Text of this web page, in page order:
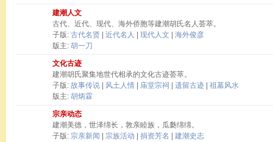
建潮人文
古代、近代、现代、海外侨胞等建潮胡氏名人荟萃。
子版: 古代名贤 近代名人 现代人文
海外俊彦
版主: 胡一刀
文化古迹
建潮胡氏聚集地世代相承的文化古迹荟萃。
子版: 故事传说 风土人情 庙堂宗祠 遗留古迹
祖墓风水
版主: 胡炳霖
宗亲动态
建潮美德，世泽绵长，敦亲睦族，瓜瓞绵绵。
子版: 宗亲新闻 宗族活动 捐资芳名
建潮史志